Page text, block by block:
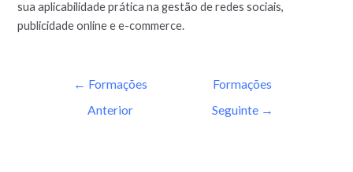
sua aplicabilidade prática na gestão de redes sociais,
publicidade online e e-commerce.
← Formações
Anterior
Formações
Seguinte →